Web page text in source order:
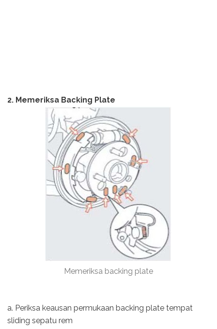
2. Memeriksa Backing Plate
Memeriksa backing plate
a. Periksa keausan permukaan backing plate tempat
sliding sepatu rem